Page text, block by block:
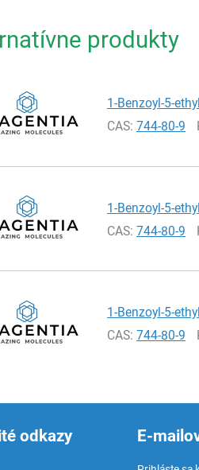
produkty
1-Benzoyl-5-
CAS:744-80-9
1-Benzoyl-5-
CAS:744-80-9
1-Benzoyl-5-
CAS:744-80-9
odkazy E-